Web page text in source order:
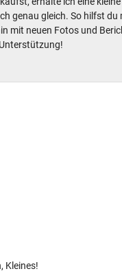
genau gleich. So hilfst du
mit neuen Fotos und
Kleines!